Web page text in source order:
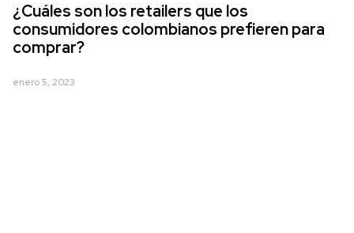
¿Cuáles son los retailers que los
consumidores colombianos prefieren para
comprar?
enero 5, 2023